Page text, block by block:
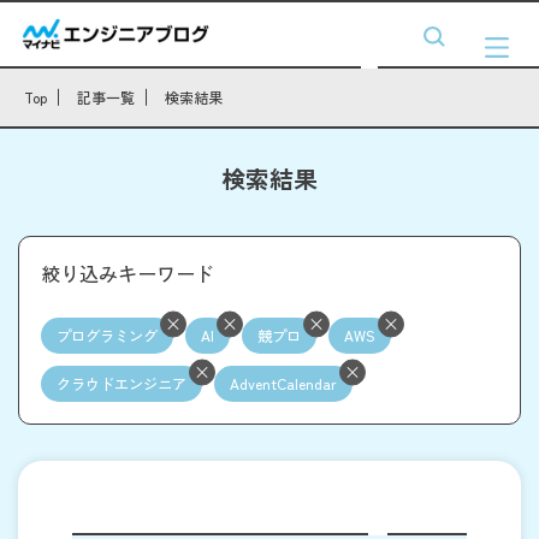
Top 記事一覧 検索結果
検索結果
絞り込みキーワード
プログラミング AI 競プロ AWS
クラウドエンジニア AdventCalendar